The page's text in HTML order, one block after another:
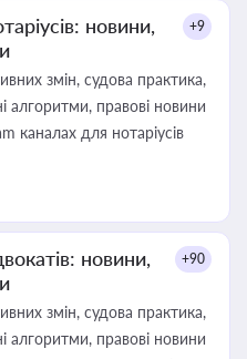
новини,
+9
змін, судова практика,
алгоритми, правові новини
каналах для нотаріусів
новини,
+90
змін, судова практика,
алгоритми, правові новини